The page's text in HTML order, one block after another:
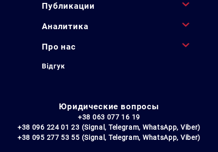
Публикации
Аналитика
Про нас
Відгук
Юридические вопросы
+38 063 077 16 19
+38 096 224 01 23 (Signal, Telegram, WhatsApp, Viber)
+38 095 277 53 55 (Signal, Telegram, WhatsApp, Viber)